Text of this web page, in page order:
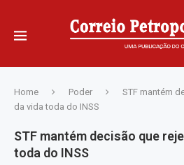
Home Poder
STF mantém
da vida toda do INSS
STF mantém decisão que
toda do INSS